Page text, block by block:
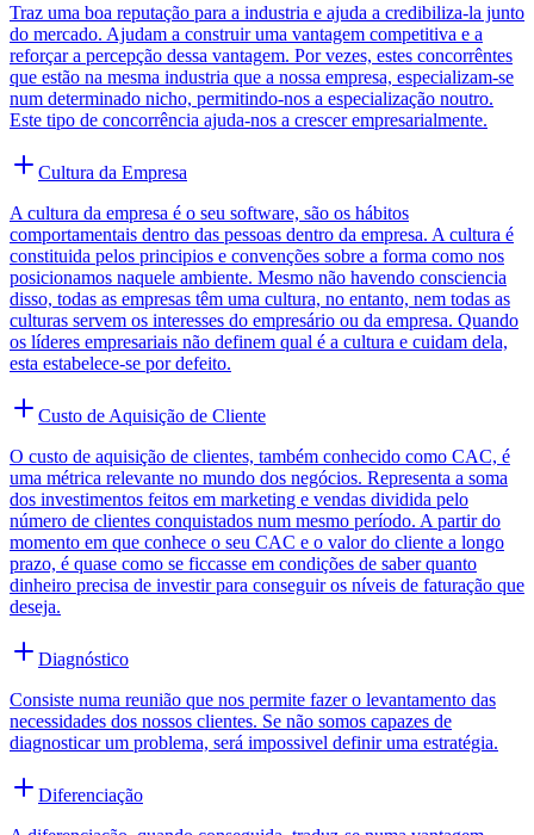
Traz uma boa reputação para a industria e ajuda a credibiliza-la junto
do mercado. Ajudam a construir uma vantagem competitiva e a
reforçar a percepção dessa vantagem. Por vezes, estes concorrêntes
que estão na mesma industria que a nossa empresa, especializam-se
num determinado nicho, permitindo-nos a especialização noutro.
Este tipo de concorrência ajuda-nos a crescer empresarialmente.
Cultura da Empresa
A cultura da empresa é o seu software, são os hábitos
comportamentais dentro das pessoas dentro da empresa. A cultura é
constituida pelos principios e convenções sobre a forma como nos
posicionamos naquele ambiente. Mesmo não havendo consciencia
disso, todas as empresas têm uma cultura, no entanto, nem todas as
culturas servem os interesses do empresário ou da empresa. Quando
os líderes empresariais não definem qual é a cultura e cuidam dela,
esta estabelece-se por defeito.
Custo de Aquisição de Cliente
O custo de aquisição de clientes, também conhecido como CAC, é
uma métrica relevante no mundo dos negócios. Representa a soma
dos investimentos feitos em marketing e vendas dividida pelo
número de clientes conquistados num mesmo período. A partir do
momento em que conhece o seu CAC e o valor do cliente a longo
prazo, é quase como se ficcasse em condições de saber quanto
dinheiro precisa de investir para conseguir os níveis de faturação que
deseja.
Diagnóstico
Consiste numa reunião que nos permite fazer o levantamento das
necessidades dos nossos clientes. Se não somos capazes de
diagnosticar um problema, será impossivel definir uma estratégia.
Diferenciação